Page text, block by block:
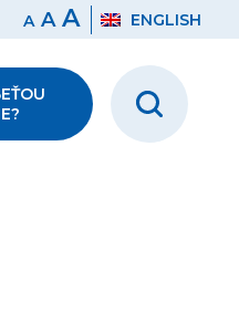
A A A ENGLISH